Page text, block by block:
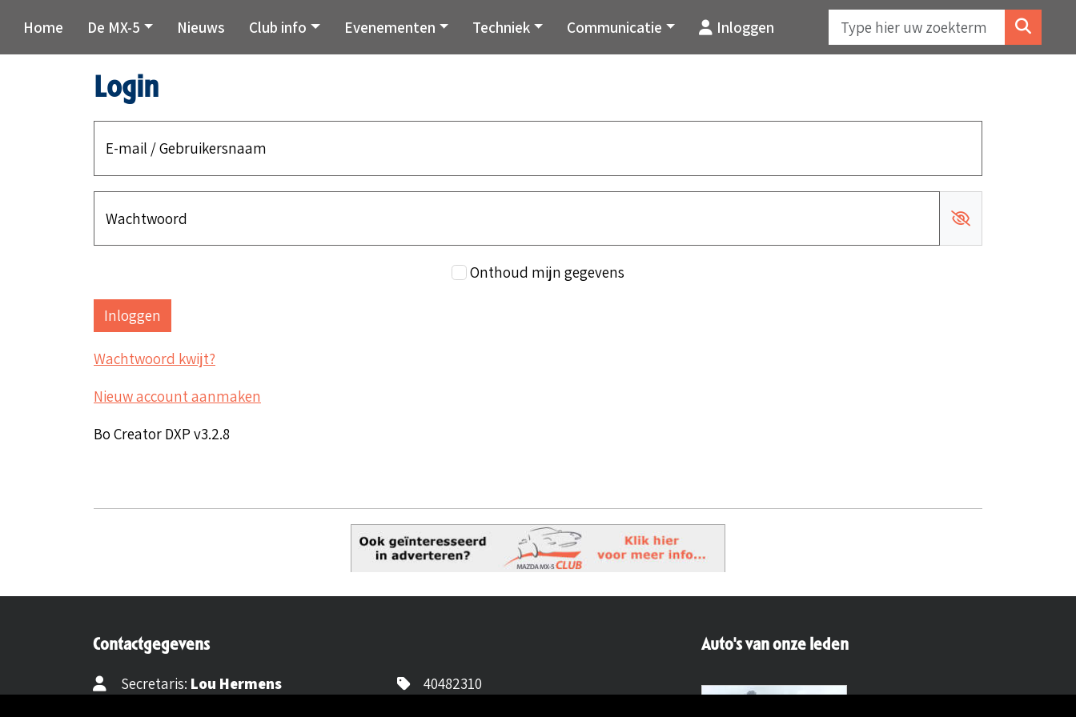
Home De MX-5 Nieuws Club info Evenementen Techniek Communicatie Inloggen
Login
E-mail / Gebruikersnaam
Wachtwoord
Onthoud mijn gegevens
Wachtwoord kwijt?
Nieuw account aanmaken
Bo Creator DXP v3.2.8
Contactgegevens
Secretaris: Lou Hermens
40482310
Auto's van onze leden